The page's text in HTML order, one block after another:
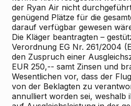
der Ryan Air nicht
genügend Plätze für die
darauf verfügbar gewesen
Die Kläger beantragten –
Verordnung EG Nr. 261/2004
den Zuspruch einer
EUR 250,-- samt Zinsen und
Wesentlichen vor, dass der
von der Beklagten zu
annulliert worden sei, weshalb